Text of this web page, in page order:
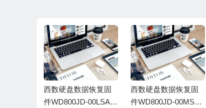
西数硬盘数据恢复固
件WD800JD-00LSA0-
西数硬盘数据恢复固
件WD800JD-00MSA1